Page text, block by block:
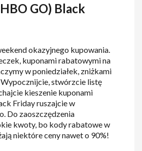
GO) Black
okazyjnego kupowania.
kuponami rabatowymi na
w poniedziałek, zniżkami
stwórzcie listę
kieszenie kuponami
Friday ruszajcie w
Do zaoszczędzenia
kwoty, bo kody rabatowe w
niektóre ceny nawet o 90%!